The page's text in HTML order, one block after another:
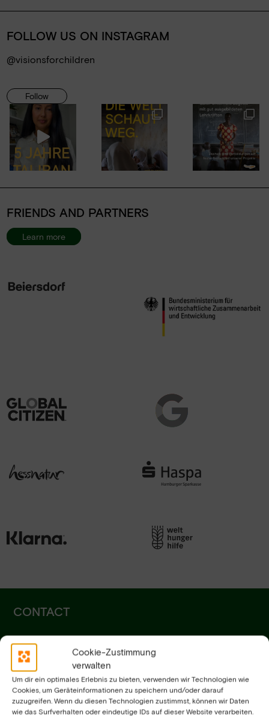
Cookie-Zustimmung
verwalten
Um dir ein optimales Erlebnis zu bieten, verwenden wir Technologien wie
Cookies, um Geräteinformationen zu speichern und/oder darauf
zuzugreifen. Wenn du diesen Technologien zustimmst, können wir Daten
wie das Surfverhalten oder eindeutige IDs auf dieser Website verarbeiten.
Events
Jobs
FOLLOW US ON INSTAGRAM
@visionsforchildren
Follow
FRIENDS AND PARTNERS
Learn more
CONTACT